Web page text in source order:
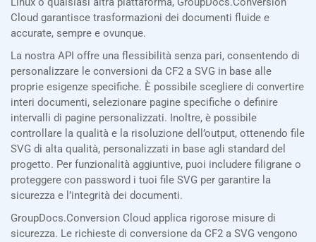
Cloud garantisce trasformazioni dei documenti fluide e
accurate, sempre e ovunque.
La nostra API offre una flessibilità senza pari, consentendo di
personalizzare le conversioni da CF2 a SVG in base alle
proprie esigenze specifiche. È possibile scegliere di convertire
interi documenti, selezionare pagine specifiche o definire
intervalli di pagine personalizzati. Inoltre, è possibile
controllare la qualità e la risoluzione dell’output, ottenendo file
SVG di alta qualità, personalizzati in base agli standard del
progetto. Per funzionalità aggiuntive, puoi includere filigrane o
proteggere con password i tuoi file SVG per garantire la
sicurezza e l’integrità dei documenti.
GroupDocs.Conversion Cloud applica rigorose misure di
sicurezza. Le richieste di conversione da CF2 a SVG vengono